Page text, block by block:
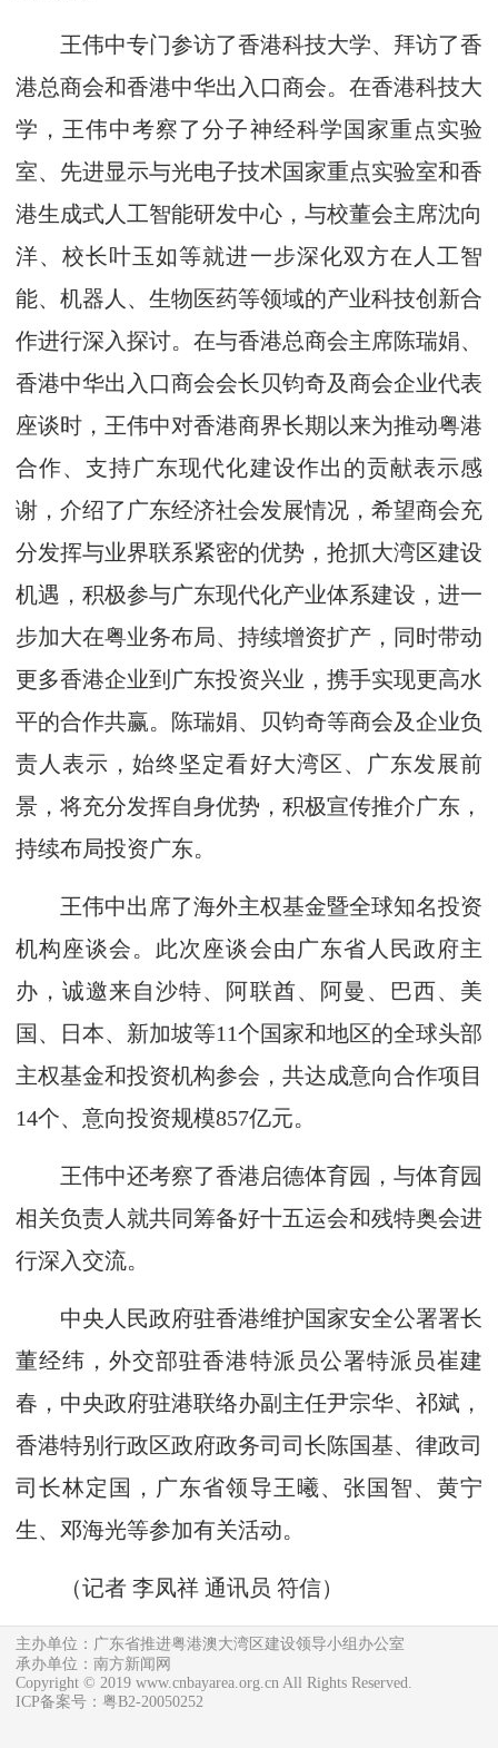
王伟中专门参访了香港科技大学、拜访了香
港总商会和香港中华出入口商会。在香港科技大
学，王伟中考察了分子神经科学国家重点实验
室、先进显示与光电子技术国家重点实验室和香
港生成式人工智能研发中心，与校董会主席沈向
洋、校长叶玉如等就进一步深化双方在人工智
能、机器人、生物医药等领域的产业科技创新合
作进行深入探讨。在与香港总商会主席陈瑞娟、
香港中华出入口商会会长贝钧奇及商会企业代表
座谈时，王伟中对香港商界长期以来为推动粤港
合作、支持广东现代化建设作出的贡献表示感
谢，介绍了广东经济社会发展情况，希望商会充
分发挥与业界联系紧密的优势，抢抓大湾区建设
机遇，积极参与广东现代化产业体系建设，进一
步加大在粤业务布局、持续增资扩产，同时带动
更多香港企业到广东投资兴业，携手实现更高水
平的合作共赢。陈瑞娟、贝钧奇等商会及企业负
责人表示，始终坚定看好大湾区、广东发展前
景，将充分发挥自身优势，积极宣传推介广东，
持续布局投资广东。
王伟中出席了海外主权基金暨全球知名投资
机构座谈会。此次座谈会由广东省人民政府主
办，诚邀来自沙特、阿联酋、阿曼、巴西、美
国、日本、新加坡等11个国家和地区的全球头部
主权基金和投资机构参会，共达成意向合作项目
14个、意向投资规模857亿元。
王伟中还考察了香港启德体育园，与体育园
相关负责人就共同筹备好十五运会和残特奥会进
行深入交流。
中央人民政府驻香港维护国家安全公署署长
董经纬，外交部驻香港特派员公署特派员崔建
春，中央政府驻港联络办副主任尹宗华、祁斌，
香港特别行政区政府政务司司长陈国基、律政司
司长林定国，广东省领导王曦、张国智、黄宁
生、邓海光等参加有关活动。
（记者 李凤祥 通讯员 符信）
主办单位：广东省推进粤港澳大湾区建设领导小组办公室
承办单位：南方新闻网
Copyright © 2019 www.cnbayarea.org.cn All Rights Reserved.
ICP备案号：粤B2-20050252